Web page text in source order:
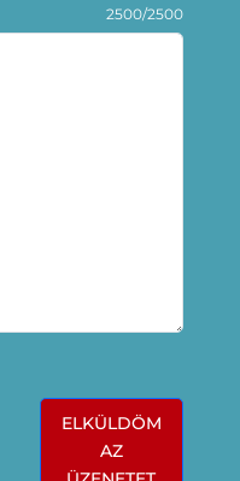
2500/2500
ELKÜLDÖM
AZ